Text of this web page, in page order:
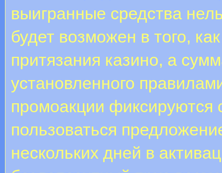
выигранные средства
будет возможен в того,
притязания казино, а
установленного
промоакции фиксируются
пользоваться
нескольких дней в